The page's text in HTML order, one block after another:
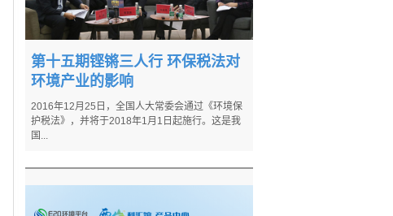
第十五期铿锵三人行 环保税法对
环境产业的影响
2016年12月25日，全国人大常委会通过《环境保
护税法》，并将于2018年1月1日起施行。这是我
国...